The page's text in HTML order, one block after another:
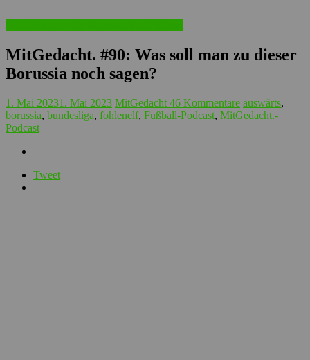
MitGedacht. #90: Was soll man zu dieser
Borussia noch sagen?
1. Mai 20231. Mai 2023 MitGedacht 46 Kommentare auswärts,
borussia, bundesliga, fohlenelf, Fußball-Podcast, MitGedacht.-
Podcast
Tweet